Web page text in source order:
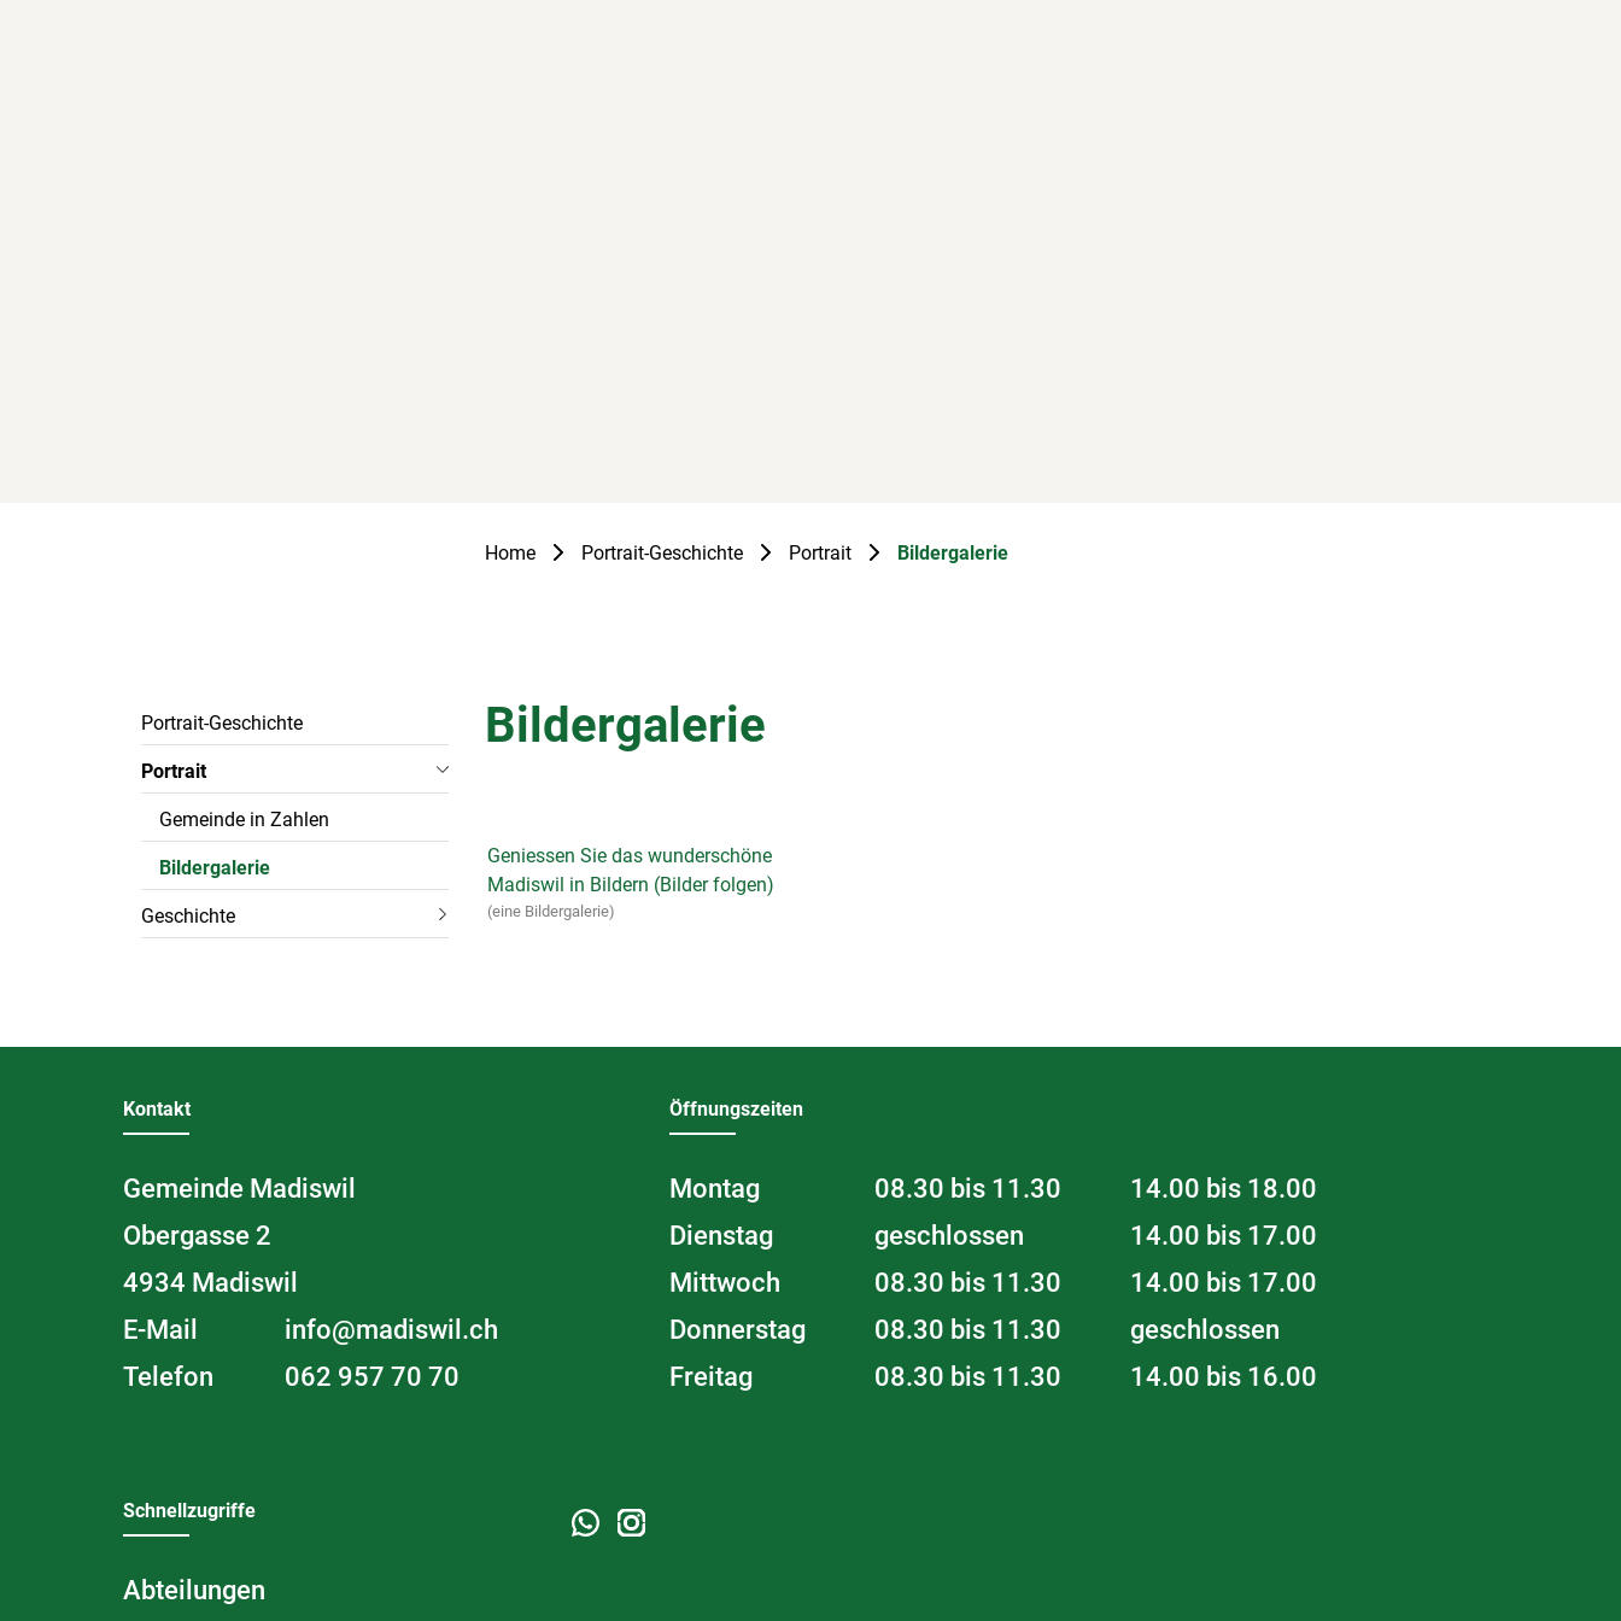
Home Portrait-Geschichte Portrait Bildergalerie(ausgewählt)
Subnavigation
Portrait-Geschichte
Portrait
Gemeinde in Zahlen
Bildergalerie
(
a
e
ä
h
t
)
Geschichte
Bildergalerie
Geniessen Sie das wunderschöne
Madiswil in Bildern (Bilder folgen)
(eine Bildergalerie)
Kontakt
Gemeinde Madiswil
Obergasse 2
4934 Madiswil
E-Mail
info@madiswil.ch
Telefon
062 957 70 70
Öffnungszeiten
Montag 08.30 bis 11.30
14.00 bis 18.00
Dienstag
geschlossen
14.00 bis 17.00
Mittwoch
08.30 bis 11.30
14.00 bis 17.00
Donnerstag
08.30 bis 11.30
geschlossen
Freitag
08.30 bis 11.30 14.00 bis 16.00
Schnellzugriffe
Abteilungen